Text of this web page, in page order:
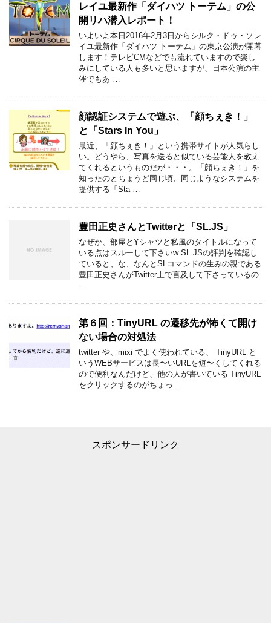
レイユ最新作「ダイハツ トーテム」の公
開リハ潜入レポート！
いよいよ本日2016年2月3日からシルク・ドゥ・ソレ
イユ最新作「ダイハツ トーテム」の東京公演が開幕
します！テレビCMなどでも流れていますので楽し
みにしている人も多いと思いますが、日本公演の主
催でもあ …
顔認証システムで遊ぶ、「顔ちぇき！」
と「Stars In You」
最近、「顔ちぇき！」という携帯サイトが人気らし
い。どうやら、写真を送ると似ている芸能人を教え
てくれるというものだが・・・。「顔ちぇき！」を
知ったのとちょうど同じ頃、同じようなシステムを
提供する「Sta …
豊田正史さんとTwitterと「SL.JS」
なぜか、部屋とYシャツと私風のタイトルになって
いる点はスルーして下さいw SL.JSの評判を確認し
ていると、な、なんとSLコマンドの生みの親である
豊田正史さんがTwitter上で言及して下さっているの
第６回：TinyURL の遷移先が怖くて開け
ない場合の対処法
twitter や、mixi でよく使われている、 TinyURL と
いうWEBサービスは長〜いURLを短〜くしてくれる
ので便利なんだけど、他の人が書いている TinyURL
をクリックするのがちょっ …
スポンサードリンク